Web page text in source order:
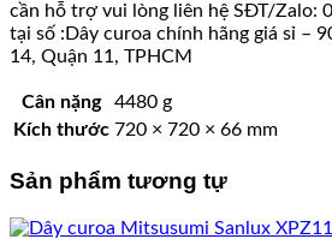
cần hỗ trợ vui lòng liên hệ SĐT/Zalo:
tại số :Dây curoa chính hãng giá sỉ –
14, Quận 11, TPHCM
Cân nặng
4480 g
Kích thước 720 × 720 × 66 mm
Sản phẩm tương tự